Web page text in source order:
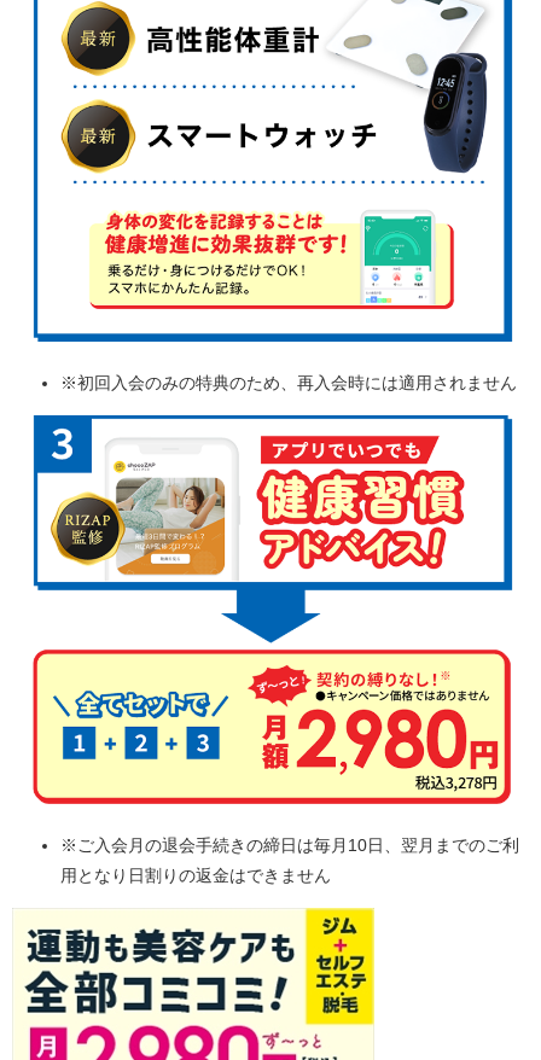
※初回入会のみの特典のため、再入会時には適用されません
※ご入会月の退会手続きの締日は毎月10日、翌月までのご利
用となり日割りの返金はできません